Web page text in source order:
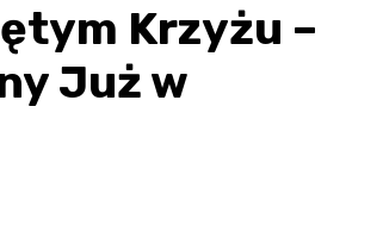
Krzyżu –
Już w